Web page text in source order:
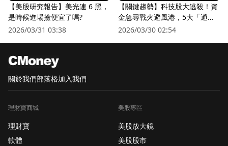
【美股研究報告】美光連 6 黑，
是時候進場撿便宜了嗎?
2026/03/31 03:38
【關鍵趨勢】科技股大逃殺！資
金急尋戰火避風港，5大「通訊
衛星股」逆勢狂飆
2026/03/30 02:54
關於我們部落格加入我們
理財寶商城
理財寶
軟體
美股專區
美股放大鏡
美股股市